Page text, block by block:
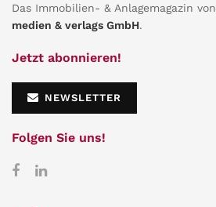
Das Immobilien- & Anlagemagazin von
medien & verlags GmbH.
Jetzt abonnieren!
NEWSLETTER
Folgen Sie uns!